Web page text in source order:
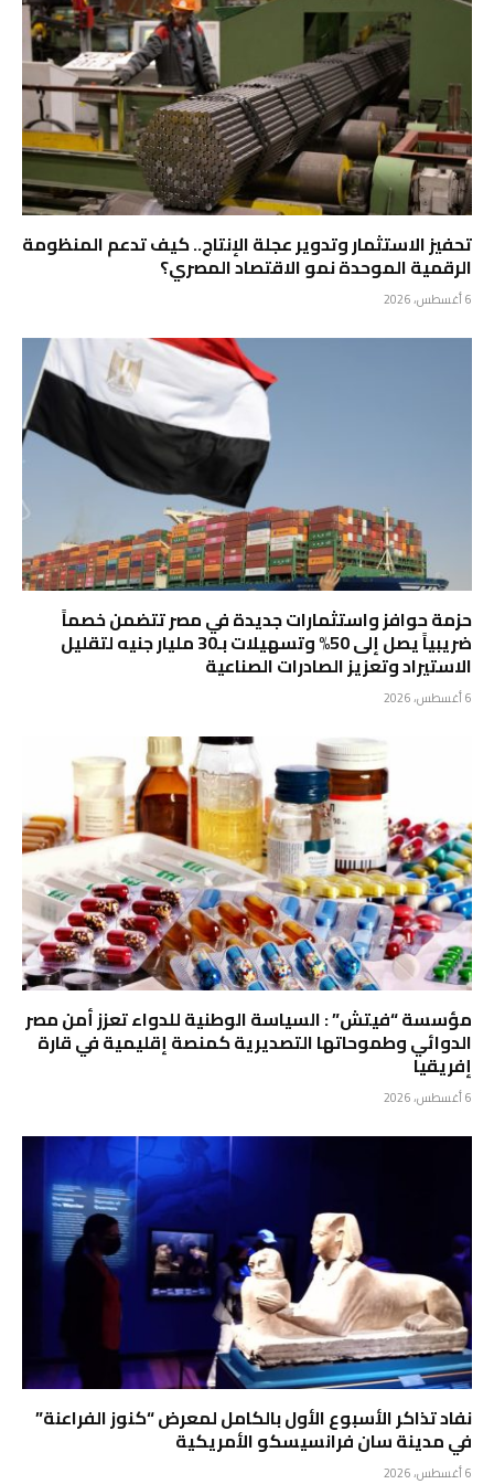
تحفيز الاستثمار وتدوير عجلة الإنتاج.. كيف تدعم المنظومة
الرقمية الموحدة نمو الاقتصاد المصري؟
6 أغسطس، 2026
حزمة حوافز واستثمارات جديدة في مصر تتضمن خصماً
ضريبياً يصل إلى 50% وتسهيلات بـ30 مليار جنيه لتقليل
الاستيراد وتعزيز الصادرات الصناعية
6 أغسطس، 2026
مؤسسة “فيتش” : السياسة الوطنية للدواء تعزز أمن مصر
الدوائي وطموحاتها التصديرية كمنصة إقليمية في قارة
إفريقيا
6 أغسطس، 2026
نفاد تذاكر الأسبوع الأول بالكامل لمعرض “كنوز الفراعنة”
في مدينة سان فرانسيسكو الأمريكية
6 أغسطس، 2026